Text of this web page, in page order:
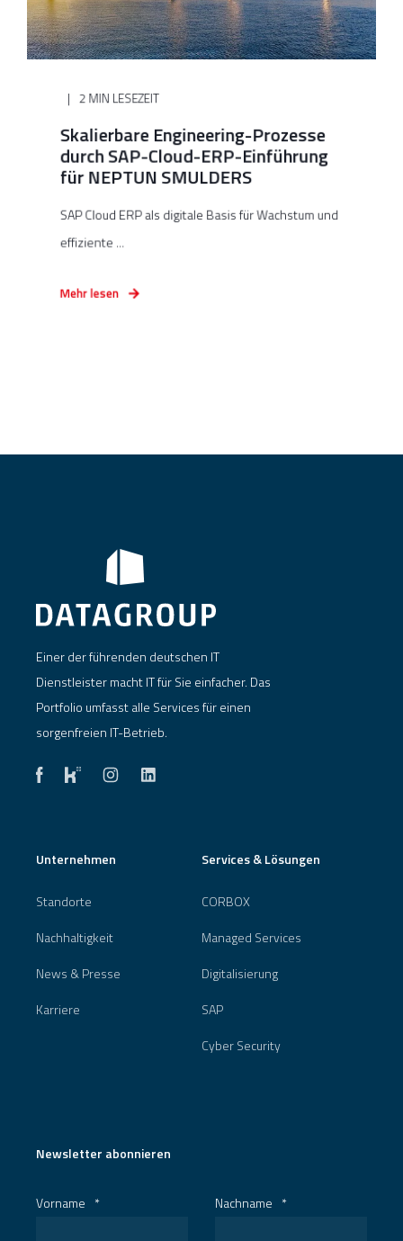
2 MIN LESEZEIT
Skalierbare Engineering-Prozesse
durch SAP-Cloud-ERP-Einführung
für NEPTUN SMULDERS
SAP Cloud ERP als digitale Basis für Wachstum und
effiziente ...
Mehr lesen
Einer der führenden deutschen IT
Dienstleister macht IT für Sie einfacher. Das
Portfolio umfasst alle Services für einen
sorgenfreien IT-Betrieb.
Unternehmen
Standorte
Nachhaltigkeit
News & Presse
Karriere
Services & Lösungen
CORBOX
Managed Services
Digitalisierung
SAP
Cyber Security
Newsletter abonnieren
Vorname * Nachname *